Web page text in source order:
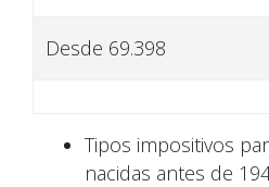
Desde 69.398
Tipos impositivos
nacidas antes de